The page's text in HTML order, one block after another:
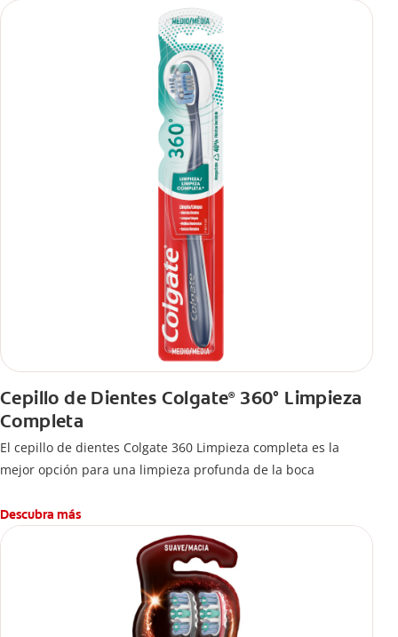
Cepillo de Dientes Colgate®360° Limpieza
Completa
El cepillo de dientes Colgate 360 Limpieza completa es la
mejor opción para una limpieza profunda de la boca
Descubra más